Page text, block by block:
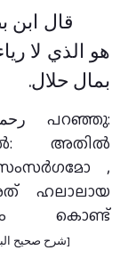
قال ابن
هو الذي لا
بمال حلال.
അതിൽ
,
ഹലാലായ
കൊണ്ട്
[شرح صحيح البخاري (4/435)]